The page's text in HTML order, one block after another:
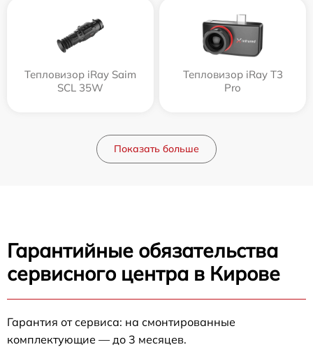
Тепловизор iRay Saim
SCL 35W
Тепловизор iRay T3
Pro
Показать больше
Гарантийные обязательства
сервисного центра в Кирове
Гарантия от сервиса: на смонтированные
комплектующие — до 3 месяцев.